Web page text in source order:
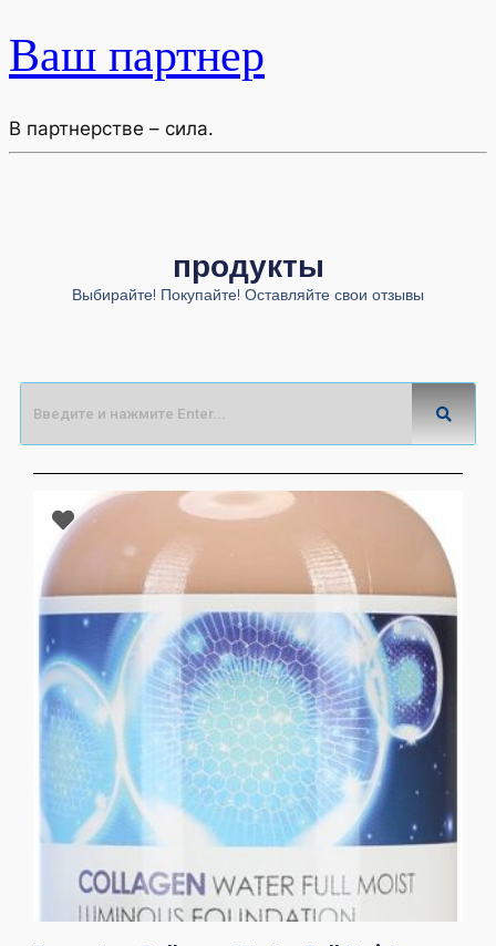
Ваш партнер
В партнерстве – сила.
продукты
Выбирайте! Покупайте! Оставляйте свои отзывы